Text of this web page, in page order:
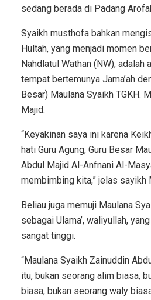
sedang berada di Padang
Syaikh musthofa bahkan
Hultah, yang menjadi momen
Nahdlatul Wathan (NW), adalah
tempat bertemunya Jama’ah
Besar) Maulana Syaikh TGKH.
Majid.
“Keyakinan saya ini karena
hati Guru Agung, Guru Besar
Abdul Majid Al-Anfnani Al-
membimbing kita,” jelas sayikh
Beliau juga memuji Maulana
sebagai Ulama’, waliyullah,
sangat tinggi.
“Maulana Syaikh Zainuddin
itu, bukan seorang alim biasa,
biasa, bukan seorang waly